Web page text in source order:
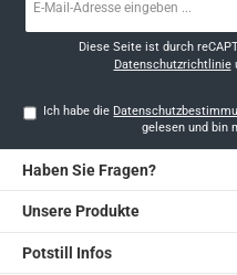
Mail-
Diese Seite ist durch
Datenschutzrichtlinie
Ich habe die
gelesen und bin
Haben Sie Fragen?
Unsere Produkte
Potstill Infos